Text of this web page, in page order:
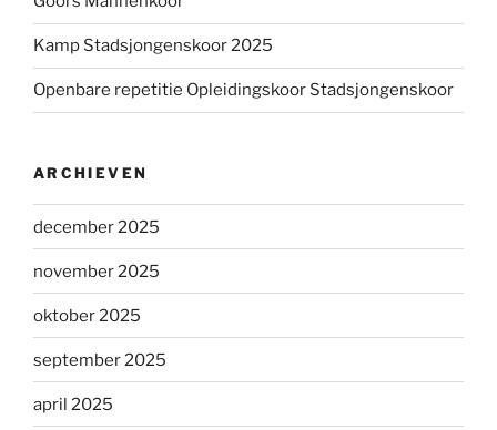
Kamp Stadsjongenskoor 2025
Openbare repetitie Opleidingskoor Stadsjongenskoor
ARCHIEVEN
december 2025
november 2025
oktober 2025
september 2025
april 2025